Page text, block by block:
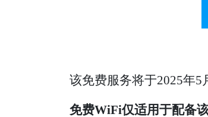
该免费服务将于2025年5
免费WiFi仅适用于配备